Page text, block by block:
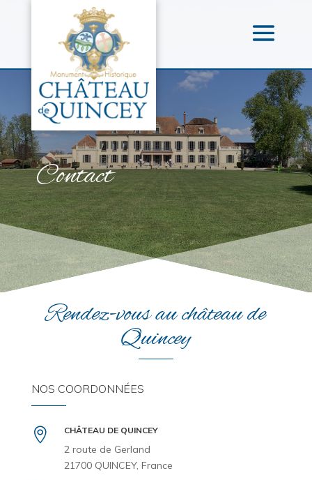
Contact
Rendez-vous au château de
Quincey
NOS COORDONNÉES
 CHÂTEAU DE QUINCEY
2 route de Gerland
21700 QUINCEY, France